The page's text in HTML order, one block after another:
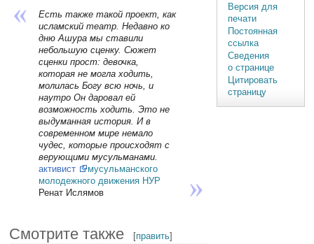
Есть также такой проект, как
исламский театр. Недавно ко
дню Ашура мы ставили
небольшую сценку. Сюжет
сценки прост: девочка,
которая не могла ходить,
молилась Богу всю ночь, и
наутро Он даровал ей
возможность ходить. Это не
выдуманная история. И в
современном мире немало
чудес, которые происходят с
верующими мусульманами.
активист
мусульманского
молодежного движения НУР
Ренат Ислямов
Смотрите также [править]
Версия для
печати
Постоянная
ссылка
Сведения
о странице
Цитировать
страницу